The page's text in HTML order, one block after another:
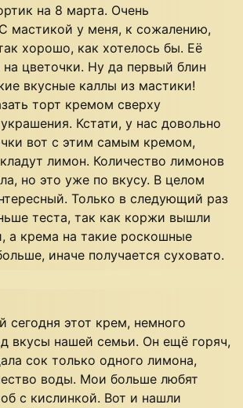
на 8 марта. Очень
мастикой у меня, к сожалению,
хорошо, как хотелось бы. Её
на цветочки. Ну да первый блин
вкусные каллы из мастики!
торт кремом сверху
Кстати, у нас довольно
вот с этим самым кремом,
лимон. Количество лимонов
но это уже по вкусу. В целом
Только в следующий раз
теста, так как коржи вышли
а крема на такие роскошные
иначе получается суховато.
сегодня этот крем, немного
вкусы нашей семьи. Он ещё горяч,
сок только одного лимона,
воды. Мои больше любят
с кислинкой. Вот и нашли